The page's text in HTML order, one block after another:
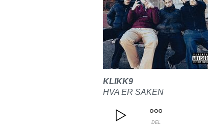
KLIKK9
HVA ER SAKEN
DEL